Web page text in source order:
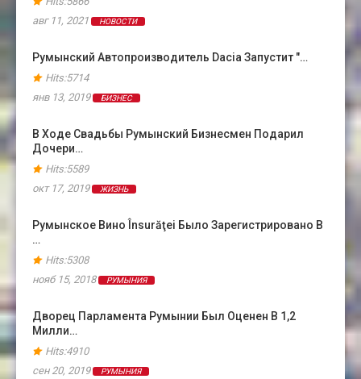
авг 11, 2021
НОВОСТИ
Румынский Автопроизводитель Dacia Запустит "…
Hits:5714
янв 13, 2019
БИЗНЕС
В Ходе Свадьбы Румынский Бизнесмен Подарил
Дочери…
Hits:5589
окт 17, 2019
ЖИЗНЬ
Румынское Вино Însurăţei Было Зарегистрировано В
…
Hits:5308
нояб 15, 2018
РУМЫНИЯ
Дворец Парламента Румынии Был Оценен В 1,2
Милли…
Hits:4910
сен 20, 2019
РУМЫНИЯ